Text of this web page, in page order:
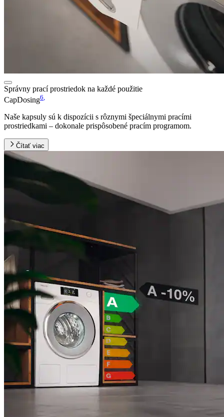
Správny prací prostriedok na každé použitie
CapDosing6
Naše kapsuly sú k dispozícii s rôznymi špeciálnymi pracími
prostriedkami – dokonale prispôsobené pracím programom.
Čítať viac